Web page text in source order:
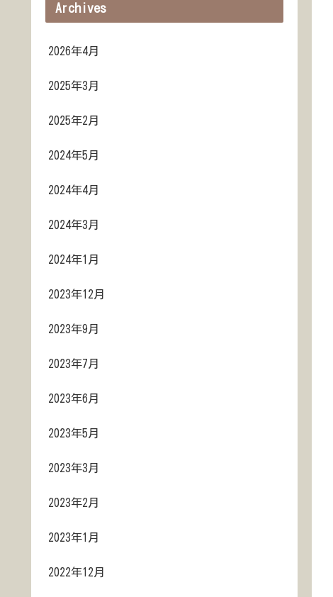
Archives
2026年4月
2025年3月
2025年2月
2024年5月
2024年4月
2024年3月
2024年1月
2023年12月
2023年9月
2023年7月
2023年6月
2023年5月
2023年3月
2023年2月
2023年1月
2022年12月